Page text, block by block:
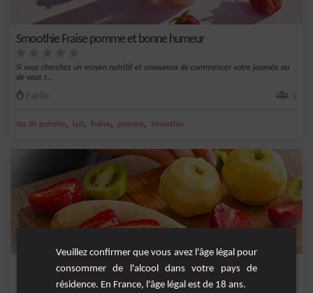
Smoothie Fraise pomme et bonne humeur
Si vous cherchez un moyen nutritif et savoureux de commencer votre journée ou
de vous r...
Facile 1
Jus de pomme, lait, fraise, pomme, Smoothie
Smoothie Détox Gourmand
Veuillez confirmer que vous avez l'âge légal pour
consommer de l'alcool dans votre pays de
résidence. En France, l'âge légal est de 18 ans.